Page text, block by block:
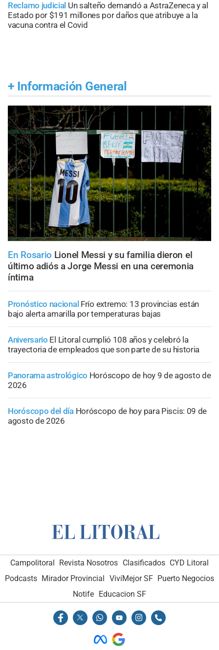
Reclamo judicial Un salteño demandó a AstraZeneca y al
Estado por $191 millones por daños que atribuye a la
vacuna contra el Covid
+ Información General
En Rosario Lionel Messi y su familia dieron el
último adiós a Jorge Messi en una ceremonia
íntima
Pronóstico nacional Frío extremo: 13 provincias están
bajo alerta amarilla por temperaturas bajas
Aniversario El Litoral cumplió 108 años y celebró la
trayectoria de empleados que son parte de su historia
Panorama astrológico Horóscopo de hoy 9 de agosto de
2026
Horóscopo del día Horóscopo de hoy para Piscis: 09 de
agosto de 2026
Campolitoral Revista Nosotros Clasificados CYD Litoral
Podcasts Mirador Provincial VivíMejor SF Puerto Negocios
Notife Educacion SF